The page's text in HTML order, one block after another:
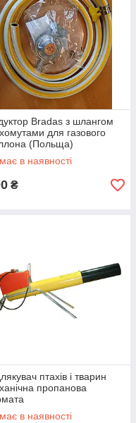
Bradas з шлангом
для газового
(Польща)
в наявності
₴
птахів і тварин
пропанова
в наявності